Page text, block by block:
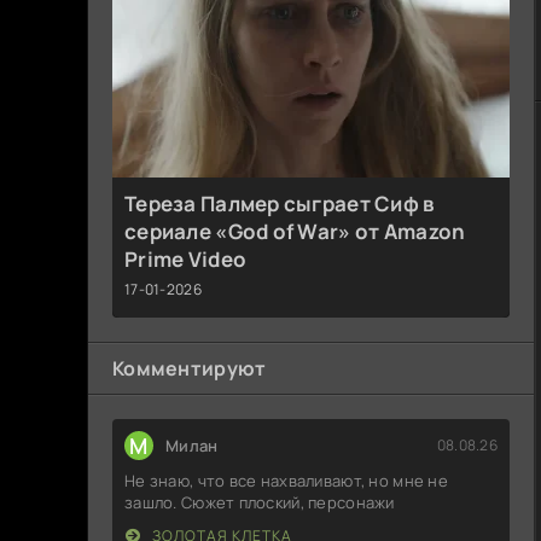
Тереза Палмер сыграет Сиф в
сериале «God of War» от Amazon
Prime Video
17-01-2026
Комментируют
М Милан 08.08.26
Не знаю, что все нахваливают, но мне не
зашло. Сюжет плоский, персонажи
ЗОЛОТАЯ КЛЕТКА